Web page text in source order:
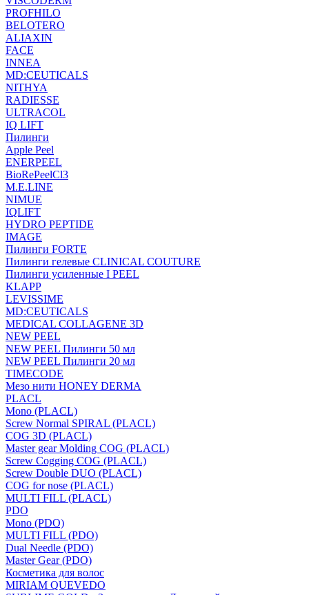
PROFHILO
BELOTERO
ALIAXIN
FACE
INNEA
MD:CEUTICALS
NITHYA
RADIESSE
ULTRACOL
IQ LIFT
Пилинги
Apple Peel
ENERPEEL
BioRePeelCl3
M.E.LINE
NIMUE
IQLIFT
HYDRO PEPTIDE
IMAGE
Пилинги FORTE
Пилинги гелевые CLINICAL COUTURE
Пилинги усиленные I PEEL
KLAPP
LEVISSIME
MD:CEUTICALS
MEDICAL COLLAGENE 3D
NEW PEEL
NEW PEEL Пилинги 50 мл
NEW PEEL Пилинги 20 мл
TIMECODE
Мезо нити HONEY DERMA
PLACL
Mono (PLACL)
Screw Normal SPIRAL (PLACL)
COG 3D (PLACL)
Master gear Molding COG (PLACL)
Screw Cogging COG (PLACL)
Screw Double DUO (PLACL)
COG for nose (PLACL)
MULTI FILL (PLACL)
PDO
Mono (PDO)
MULTI FILL (PDO)
Dual Needle (PDO)
Master Gear (PDO)
Косметика для волос
MIRIAM QUEVEDO